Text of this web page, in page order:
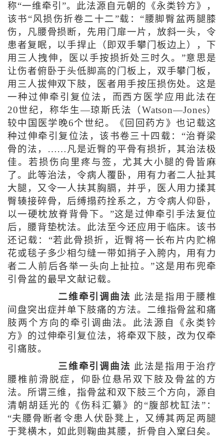
称“一维牵引”。此法源自元朝的《永类钤方》，
该书“风损伤折卷二十二”载：“腰脚臀盆两腿膝
伤，凡腰骨损断，先用门扉一片，放斜一头，令
患者复眠，以手捍止（即双手攀门板边上），下
用三人拽伸，医以手按损折处三时久。”意思是
让伤者俯卧于头低脚高的门板上，双手攀门板，
用三人拔伸双下肢，医者用手按压损伤处。这是
一种过伸牵引复位法，而西方医学应用此法在
20世纪，称华生—琼斯氏法（Watson—Jones）
较中国医学晚6个世纪。《回回药方》也记载这
种过伸牵引复位法，该书卷三十四载：“治脊梁
骨的法，……凡是近臀的平骨有损折，其治法极
佳。若损伤向里疼与签，尤其大小腿的骨皆麻
了。此等治法，令病人覆卧，用有力者二人扯其
大腿，又令一人扶其胸膈，并乎，医人用力揉其
臀辏接碎骨，后缚搨药拴系之，方令病人仰卧，
以一硬枕放脊背骨下。”这是过伸牵引手法复位
后，腰背垫枕法。此法至今还应用于临床。该书
还记载：“若此骨损折，近臀将一长布片内贮棉
花或毯子多少相匀缝一带如捎子入胯内，用有力
者二人前后各举一头向上扯拉。”这是用布兜牵
引骨盆的最早文献记载。
二维牵引调曲法 此法是指用于腰椎
间盘突出症并单下肢痛的方法。二维指骨盆和痛
肢两个方向的牵引调曲法。此法源自《永类钤
方》的过伸牵引复位法，将牵双下肢，改为仅牵
引痛肢。
三维牵引调曲法 此法是指用于治疗
腰椎前滑脱症，仰卧位悬吊双下肢及骨盆的方
法。所谓三维，指骨盆和双下肢三个方向，源自
清朝胡廷光的《伤科汇纂》的“腹部枕缸法”：
“夫腰骨断者令患人伏卧凳上，又缚其两足两腿
于凳横木，如此则鞠曲其腰，折骨自入窠臼矣。